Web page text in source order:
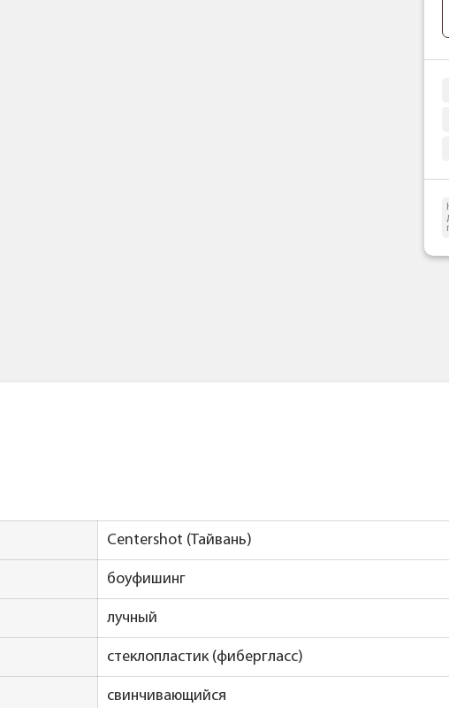
Centershot (Тайвань)
боуфишинг
лучный
стеклопластик (фибергласс)
свинчивающийся